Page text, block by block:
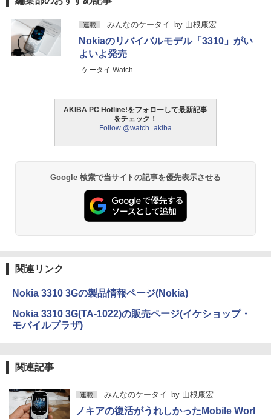
連載 みんなのケータイ by 山根康宏
Nokiaのリバイバルモデル「3310」がい
よいよ発売
ケータイ Watch
AKIBA PC Hotline!をフォローして最新記事
をチェック！
Follow @watch_akiba
Google 検索で当サイトの記事を優先表示させる
関連リンク
Nokia 3310 3Gの製品情報ページ(Nokia)
Nokia 3310 3G(TA-1022)の販売ページ(イケショップ・
モバイルプラザ)
関連記事
連載 みんなのケータイ by 山根康宏
ノキアの復活がうれしかったMobile Worl